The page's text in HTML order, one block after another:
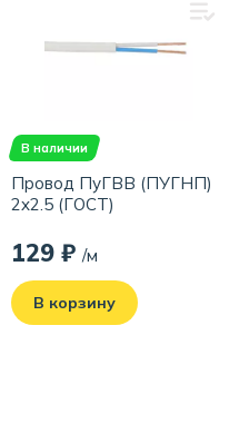
В наличии
Провод ПуГВВ (ПУГНП)
2x2.5 (ГОСТ)
129 ₽ /м
В корзину